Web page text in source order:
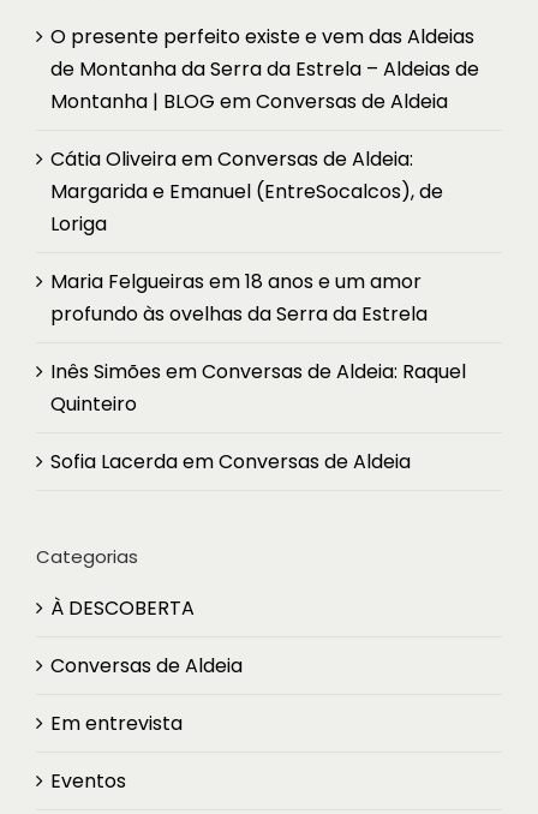
O presente perfeito existe e vem das Aldeias
de Montanha da Serra da Estrela – Aldeias de
Montanha | BLOG emConversas de Aldeia
Cátia OliveiraemConversas de Aldeia:
Margarida e Emanuel (EntreSocalcos), de
Loriga
Maria Felgueirasem18 anos e um amor
profundo às ovelhas da Serra da Estrela
Inês SimõesemConversas de Aldeia: Raquel
Quinteiro
Sofia LacerdaemConversas de Aldeia
Categorias
À DESCOBERTA
Conversas de Aldeia
Em entrevista
Eventos